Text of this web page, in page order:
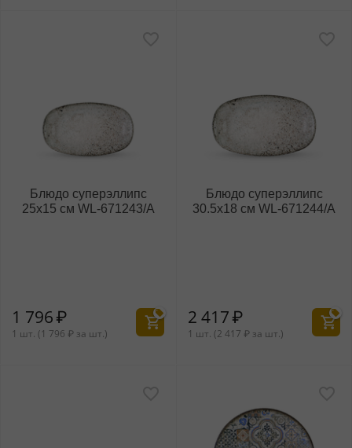
Блюдо суперэллипс
25x15 см WL‑671243/A
1 796₽
1 шт. (1 796 ₽ за шт.)
Блюдо суперэллипс
30.5x18 см WL‑671244/A
2 417₽
1 шт. (2 417 ₽ за шт.)